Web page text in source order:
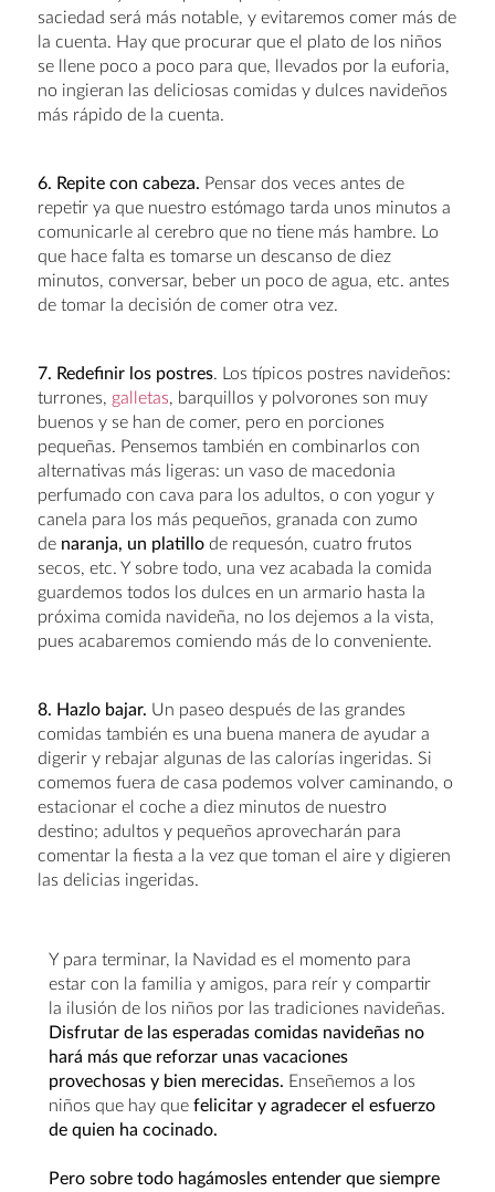
saciedad será más notable, y evitaremos comer más de
la cuenta. Hay que procurar que el plato de los niños
se llene poco a poco para que, llevados por la euforia,
no ingieran las deliciosas comidas y dulces navideños
más rápido de la cuenta.
6. Repite con cabeza. Pensar dos veces antes de
repetir ya que nuestro estómago tarda unos minutos a
comunicarle al cerebro que no tiene más hambre. Lo
que hace falta es tomarse un descanso de diez
minutos, conversar, beber un poco de agua, etc. antes
de tomar la decisión de comer otra vez.
7. Redefinir los postres. Los típicos postres navideños:
turrones, galletas, barquillos y polvorones son muy
buenos y se han de comer, pero en porciones
pequeñas. Pensemos también en combinarlos con
alternativas más ligeras: un vaso de macedonia
perfumado con cava para los adultos, o con yogur y
canela para los más pequeños, granada con zumo
de naranja, un platillo de requesón, cuatro frutos
secos, etc. Y sobre todo, una vez acabada la comida
guardemos todos los dulces en un armario hasta la
próxima comida navideña, no los dejemos a la vista,
pues acabaremos comiendo más de lo conveniente.
8. Hazlo bajar. Un paseo después de las grandes
comidas también es una buena manera de ayudar a
digerir y rebajar algunas de las calorías ingeridas. Si
comemos fuera de casa podemos volver caminando, o
estacionar el coche a diez minutos de nuestro
destino; adultos y pequeños aprovecharán para
comentar la fiesta a la vez que toman el aire y digieren
las delicias ingeridas.
Y para terminar, la Navidad es el momento para
estar con la familia y amigos, para reír y compartir
la ilusión de los niños por las tradiciones navideñas.
Disfrutar de las esperadas comidas navideñas no
hará más que reforzar unas vacaciones
provechosas y bien merecidas. Enseñemos a los
niños que hay que felicitar y agradecer el esfuerzo
de quien ha cocinado.
Pero sobre todo hagámosles entender que siempre